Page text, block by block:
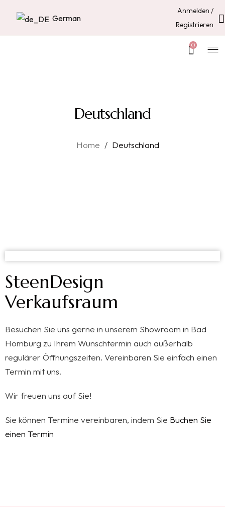
Anmelden /
Registrieren
German
0
Deutschland
Home / Deutschland
SteenDesign
Verkaufsraum
Besuchen Sie uns gerne in unserem Showroom in Bad
Homburg zu Ihrem Wunschtermin auch außerhalb
regulärer Öffnungszeiten. Vereinbaren Sie einfach einen
Termin mit uns.
Wir freuen uns auf Sie!
Sie können Termine vereinbaren, indem Sie Buchen Sie
einen Termin